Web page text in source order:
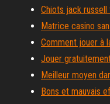
Chiots jack
Matrice casino
Comment jouer à
Jouer
Meilleur moyen
Bons et mauvais